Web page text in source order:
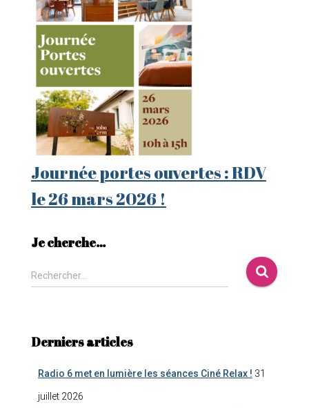
Journée portes ouvertes : RDV
le 26 mars 2026 !
Je cherche…
Rechercher…
Derniers articles
Radio 6 met en lumière les séances Ciné Relax ! 31
juillet 2026